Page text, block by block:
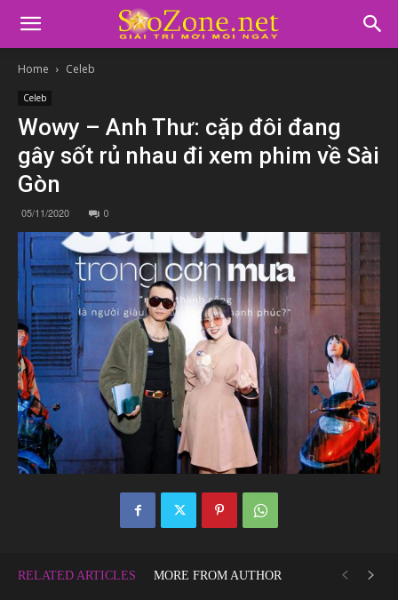
Home Celeb
Celeb
Wowy – Anh Thư: cặp đôi đang
gây sốt rủ nhau đi xem phim về Sài
Gòn
05/11/2020 0
RELATED ARTICLES MORE FROM AUTHOR